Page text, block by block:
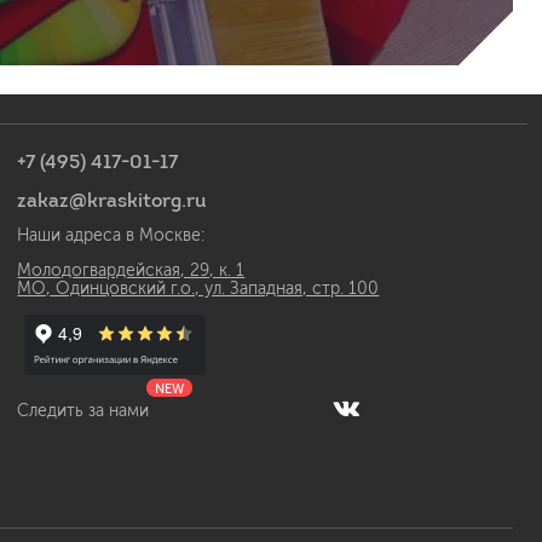
+7 (495) 417-01-17
zakaz@kraskitorg.ru
Наши адреса в Москве:
Молодогвардейская, 29, к. 1
МО, Одинцовский г.о., ул. Западная, стр. 100
Следить за нами
NEW